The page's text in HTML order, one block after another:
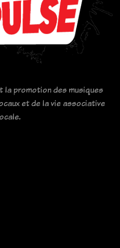
la promotion des musiques
et de la vie associative